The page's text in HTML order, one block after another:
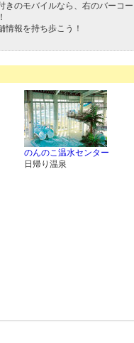
きのモバイルなら、右のバーコ
情報を持ち歩こう！
のんのこ温水センター
日帰り温泉